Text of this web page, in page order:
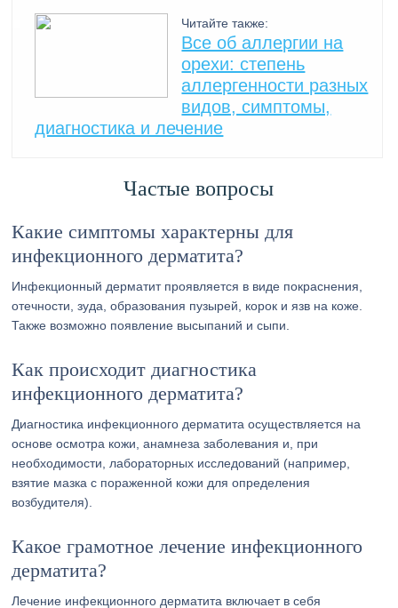
Читайте также:
Все об аллергии на
орехи: степень
аллергенности разных
видов, симптомы,
диагностика и лечение
Частые вопросы
Какие симптомы характерны для
инфекционного дерматита?
Инфекционный дерматит проявляется в виде покраснения,
отечности, зуда, образования пузырей, корок и язв на коже.
Также возможно появление высыпаний и сыпи.
Как происходит диагностика
инфекционного дерматита?
Диагностика инфекционного дерматита осуществляется на
основе осмотра кожи, анамнеза заболевания и, при
необходимости, лабораторных исследований (например,
взятие мазка с пораженной кожи для определения
возбудителя).
Какое грамотное лечение инфекционного
дерматита?
Лечение инфекционного дерматита включает в себя